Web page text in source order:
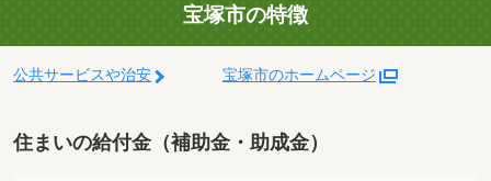
宝塚市の特徴
公共サービスや治安 宝塚市のホームページ
住まいの給付金（補助金・助成金）